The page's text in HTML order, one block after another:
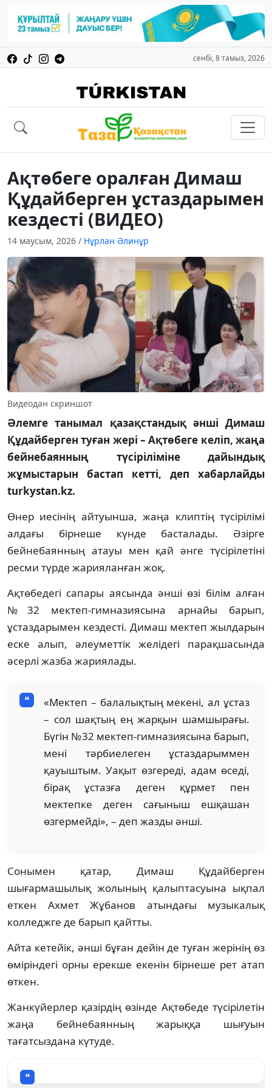
сенбі, 8 тамыз, 2026
Ақтөбеге оралған Димаш
Құдайберген ұстаздарымен
кездесті (ВИДЕО)
14 маусым, 2026 / Нұрлан Әлинұр
Видеодан скриншот
Әлемге танымал қазақстандық әнші Димаш
Құдайберген туған жері – Ақтөбеге келіп, жаңа
бейнебаянның түсіріліміне дайындық
жұмыстарын бастап кетті, деп хабарлайды
turkystan.kz.
Өнер иесінің айтуынша, жаңа клиптің түсірілімі
алдағы бірнеше күнде басталады. Әзірге
бейнебаянның атауы мен қай әнге түсірілетіні
ресми түрде жарияланған жоқ.
Ақтөбедегі сапары аясында әнші өзі білім алған
№32 мектеп-гимназиясына арнайы барып,
ұстаздарымен кездесті. Димаш мектеп жылдарын
еске алып, әлеуметтік желідегі парақшасында
әсерлі жазба жариялады.
«Мектеп – балалықтың мекені, ал ұстаз
– сол шақтың ең жарқын шамшырағы.
Бүгін №32 мектеп-гимназиясына барып,
мені тәрбиелеген ұстаздарыммен
қауыштым. Уақыт өзгереді, адам өседі,
бірақ ұстазға деген құрмет пен
мектепке деген сағыныш ешқашан
өзгермейді», – деп жазды әнші.
Сонымен қатар, Димаш Құдайберген
шығармашылық жолының қалыптасуына ықпал
еткен Ахмет Жұбанов атындағы музыкалық
колледжге де барып қайтты.
Айта кетейік, әнші бұған дейін де туған жерінің өз
өміріндегі орны ерекше екенін бірнеше рет атап
өткен.
Жанкүйерлер қазірдің өзінде Ақтөбеде түсірілетін
жаңа бейнебаянның жарыққа шығуын
тағатсыздана күтуде.